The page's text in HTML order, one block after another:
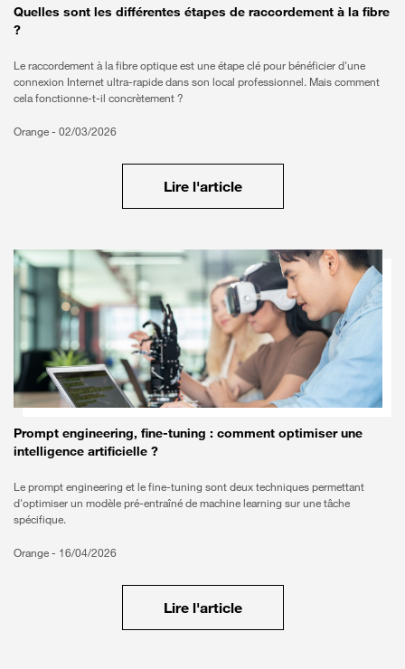
Quelles sont les différentes étapes de raccordement à la fibre
?
Le raccordement à la fibre optique est une étape clé pour bénéficier d'une
connexion Internet ultra-rapide dans son local professionnel. Mais comment
cela fonctionne-t-il concrètement ?
Orange - 02/03/2026
Lire l'article
Prompt engineering, fine-tuning : comment optimiser une
intelligence artificielle ?
Le prompt engineering et le fine-tuning sont deux techniques permettant
d'optimiser un modèle pré-entraîné de machine learning sur une tâche
spécifique.
Orange - 16/04/2026
Lire l'article